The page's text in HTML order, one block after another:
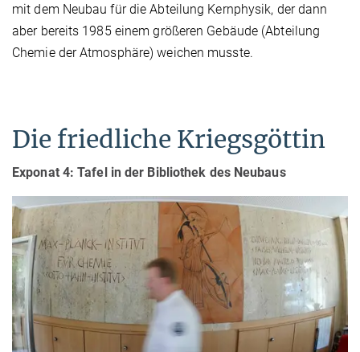
mit dem Neubau für die Abteilung Kernphysik, der dann
aber bereits 1985 einem größeren Gebäude (Abteilung
Chemie der Atmosphäre) weichen musste.
Die friedliche Kriegsgöttin
Exponat 4: Tafel in der Bibliothek des Neubaus